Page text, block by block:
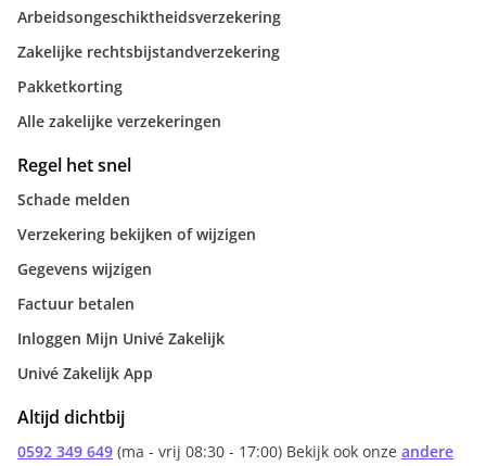
Arbeidsongeschiktheidsverzekering
Zakelijke rechtsbijstandverzekering
Pakketkorting
Alle zakelijke verzekeringen
Regel het snel
Schade melden
Verzekering bekijken of wijzigen
Gegevens wijzigen
Factuur betalen
Inloggen Mijn Univé Zakelijk
Univé Zakelijk App
Altijd dichtbij
0592 349 649 (ma - vrij 08:30 - 17:00) Bekijk ook onze andere